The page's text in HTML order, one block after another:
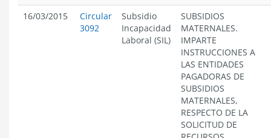
16/03/2015
Circular
3092
Subsidio
Incapacidad
Laboral (SIL)
SUBSIDIOS
MATERNALES.
IMPARTE
INSTRUCCIONES A
LAS ENTIDADES
PAGADORAS DE
SUBSIDIOS
MATERNALES,
RESPECTO DE LA
SOLICITUD DE